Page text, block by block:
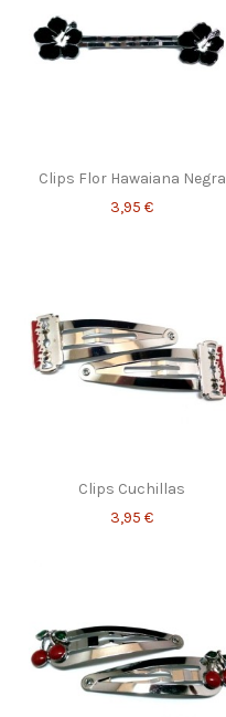
Clips Flor Hawaiana Negra
3,95 €
Clips Cuchillas
3,95 €